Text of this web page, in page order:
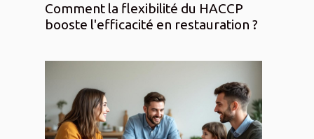
Comment la flexibilité du HACCP
booste l'efficacité en restauration ?